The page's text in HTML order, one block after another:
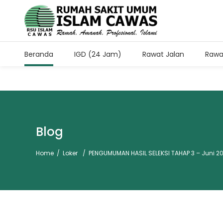
Jam Kunjung Pasien
Beranda IGD (24 Jam) Rawat Jalan
Blog
Home / Loker / PENGUMUMAN HASIL SELEKSI TAHAP 3 – Juni